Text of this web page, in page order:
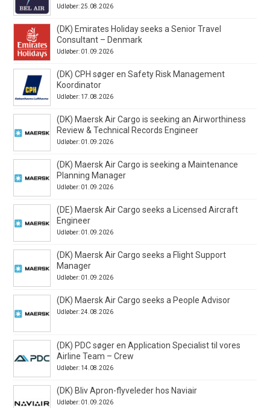
Udløber: 25.08.2026
(DK) Emirates Holiday seeks a Senior Travel
Consultant – Denmark
Udløber: 01.09.2026
(DK) CPH søger en Safety Risk Management
Koordinator
Udløber: 17.08.2026
(DK) Maersk Air Cargo is seeking an Airworthiness
Review & Technical Records Engineer
Udløber: 01.09.2026
(DK) Maersk Air Cargo is seeking a Maintenance
Planning Manager
Udløber: 01.09.2026
(DE) Maersk Air Cargo seeks a Licensed Aircraft
Engineer
Udløber: 01.09.2026
(DK) Maersk Air Cargo seeks a Flight Support
Manager
Udløber: 01.09.2026
(DK) Maersk Air Cargo seeks a People Advisor
Udløber: 24.08.2026
(DK) PDC søger en Application Specialist til vores
Airline Team – Crew
Udløber: 14.08.2026
(DK) Bliv Apron-flyveleder hos Naviair
Udløber: 01.09.2026